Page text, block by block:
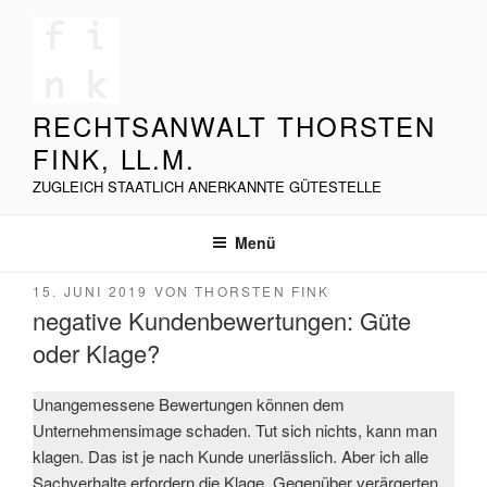
RECHTSANWALT THORSTEN
FINK, LL.M.
ZUGLEICH STAATLICH ANERKANNTE GÜTESTELLE
Menü
VERÖFFENTLICHT
15. JUNI 2019 VONTHORSTEN FINK
negative Kundenbewertungen: Güte
oder Klage?
Unangemessene Bewertungen können dem
Unternehmensimage schaden. Tut sich nichts, kann man
klagen. Das ist je nach Kunde unerlässlich. Aber ich alle